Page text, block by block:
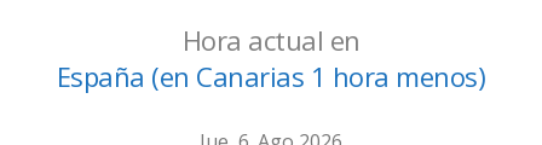
Hora actual en
España (en Canarias 1 hora menos)